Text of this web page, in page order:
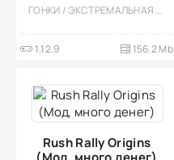
ГОНКИ / ЭКСТРЕМАЛЬНАЯ ЕЗДА / ОДНОПОЛЬЗОВАТЕЛЬСКИЕ / КАЗУАЛЬНЫЕ / СТИЛИЗАЦИЯ / ОФЛАЙН / 3D / ВСТРОЕННЫЙ КЕШ
1.12.9 156.2 Mb
Rush Rally Origins